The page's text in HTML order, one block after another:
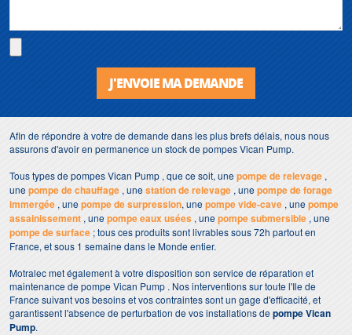
J'ENVOIE MA DEMANDE
Afin de répondre à votre de demande dans les plus brefs délais, nous nous
assurons d'avoir en permanence un stock de pompes Vican Pump.
Tous types de pompes Vican Pump , que ce soit, unepompe de relevage ,
unepompe de chauffage , unestation de relevage , unepompe de forage
immergée , unepompe de surpression, unepompe vide-cave , unepompe
assainissement , unepompe eaux usées , unepompe submersible , une
pompe de surface ; tous ces produits sont livrables sous 72h partout en
France, et sous 1 semaine dans le Monde entier.
Motralec met également à votre disposition son service de réparation et
maintenance de pompe Vican Pump . Nos interventions sur toute l'Ile de
France suivant vos besoins et vos contraintes sont un gage d'efficacité, et
garantissent l'absence de perturbation de vos installations depompe Vican
Pump.